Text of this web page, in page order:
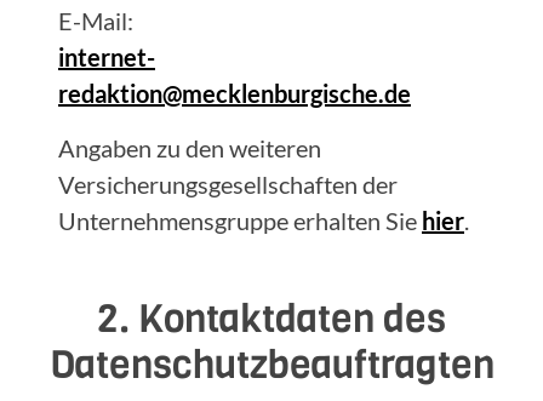
E-Mail:
internet-
redaktion@mecklenburgische.de
Angaben zu den weiteren
Versicherungsgesellschaften der
Unternehmensgruppe erhalten Sie hier.
2. Kontaktdaten des
Datenschutzbeauftragten